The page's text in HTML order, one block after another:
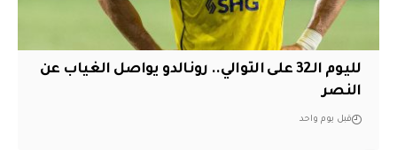
لليوم الـ32 على التوالي.. رونالدو يواصل الغياب عن
النصر
قبل يوم واحد